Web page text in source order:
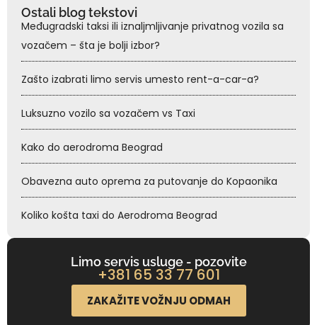
Ostali blog tekstovi
Međugradski taksi ili iznaljmljivanje privatnog vozila sa
vozačem – šta je bolji izbor?
Zašto izabrati limo servis umesto rent-a-car-a?
Luksuzno vozilo sa vozačem vs Taxi
Kako do aerodroma Beograd
Obavezna auto oprema za putovanje do Kopaonika
Koliko košta taxi do Aerodroma Beograd
Limo servis usluge - pozovite
+381 65 33 77 601
ZAKAŽITE VOŽNJU ODMAH